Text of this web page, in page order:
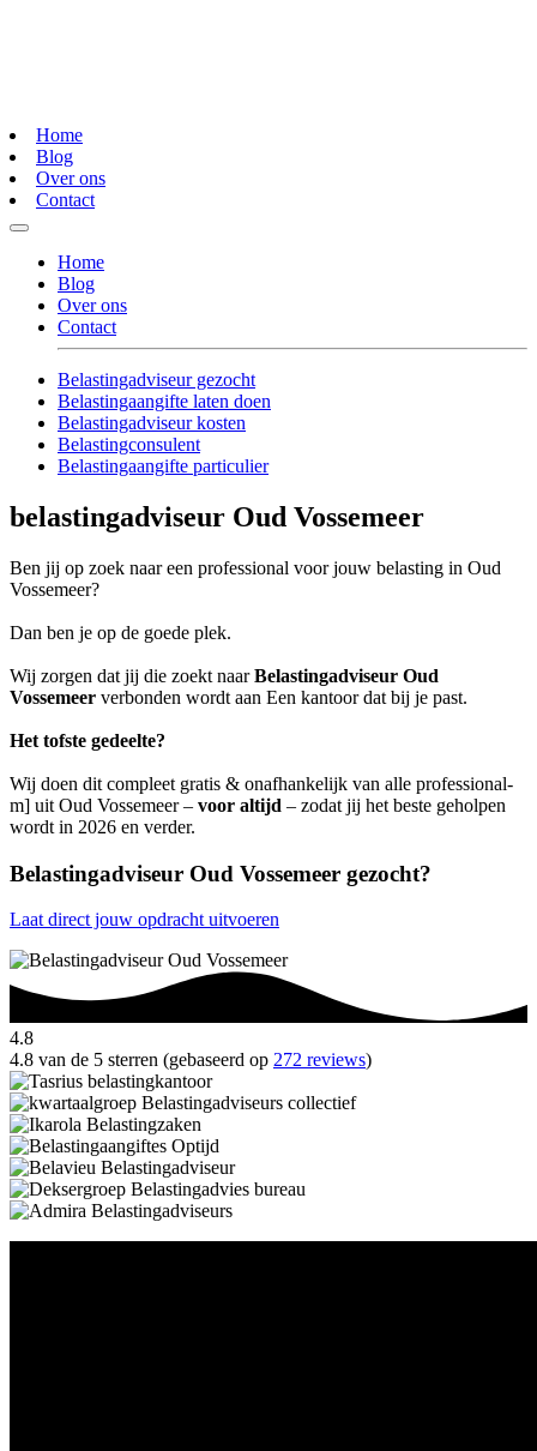
Home
Blog
Over ons
Contact
Home
Blog
Over ons
Contact
Belastingadviseur gezocht
Belastingaangifte laten doen
Belastingadviseur kosten
Belastingconsulent
Belastingaangifte particulier
belastingadviseur Oud Vossemeer
Ben jij op zoek naar een professional voor jouw belasting in Oud
Vossemeer?
Dan ben je op de goede plek.
Wij zorgen dat jij die zoekt naarBelastingadviseur Oud
Vossemeer verbonden wordt aan Een kantoor dat bij je past.
Het tofste gedeelte?
Wij doen dit compleet gratis & onafhankelijk van alle professional-
m] uit Oud Vossemeer – voor altijd – zodat jij het beste geholpen
wordt in 2026 en verder.
Belastingadviseur Oud Vossemeer gezocht?
Laat direct jouw opdracht uitvoeren
4.8
4.8 van de 5 sterren (gebaseerd op 272 reviews)